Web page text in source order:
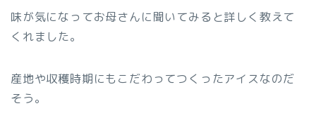
味が気になってお母さんに聞いてみると詳しく教えて
くれました。
産地や収穫時期にもこだわってつくったアイスなのだ
そう。